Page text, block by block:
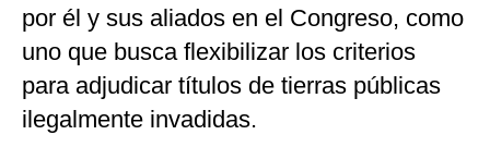
por él y sus aliados en el Congreso, como
uno que busca flexibilizar los criterios
para adjudicar títulos de tierras públicas
ilegalmente invadidas.